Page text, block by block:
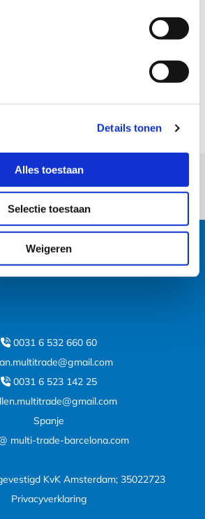
Details tonen
Alles toestaan
Selectie toestaan
Weigeren
06 - 5326 6060
 0031 6 532 660 60
 0031 6 523 142 25
Spanje
multi-trade-barcelona.com
KvK Amsterdam; 35022723
Privacyverklaring